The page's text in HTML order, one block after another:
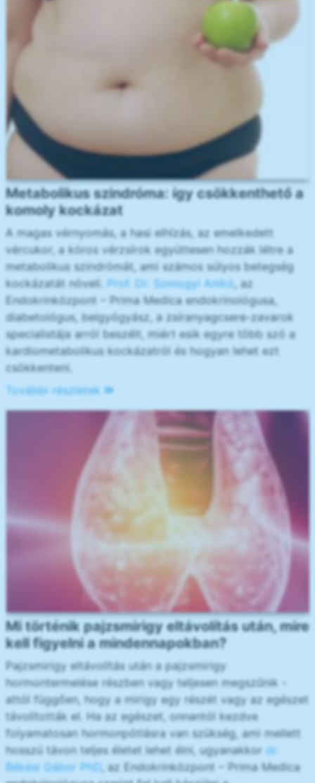
Metabolikus szindróma: így csökkenthető a
komoly kockázat
A magas vérnyomás, a hasi elhízás, az emelkedett
vércukor, a kóros vérzsírok együttesen hozzák létre a
metabolikus szindrómát, ami számos súlyos betegség
kockázatát növeli. Prof. Dr. Somogyi Anikó, az
Endokrinközpont – Prima Medica endokrinológusa,
diabetológus, belgyógyász, a zsíranyagcsere-zavarok
specialistája arról beszélt, miért esik egyre több szó a
kardiometabolikus kockázatról és hogyan lehet ezt
csökkenteni.
További részletek
Mi történik pajzsmirigy eltávolítás után, mire
kell figyelni a mindennapokban?
Pajzsmirigy eltávolítás után a pajzsmirigy
hormontermelése részben vagy teljesen megszűnik -
attól függően, hogy a mirigy egy részét vagy az egészet
távolították el. Ha az egészet, onnantól kezdve
folyamatosan hormonpótlásra van szükség, ami mellett
hosszú távon teljes életet lehet élni, ugyanakkor dr.
Békési Gábor PhD
, az Endokrinközpont – Prima Medica